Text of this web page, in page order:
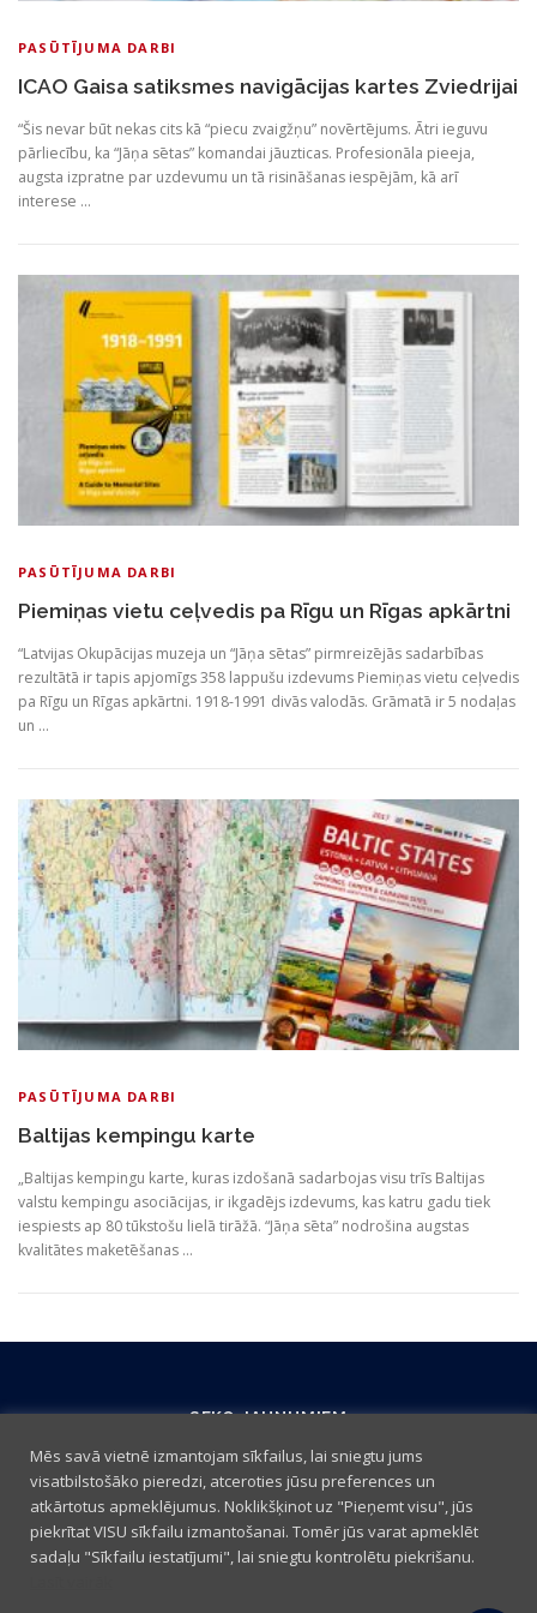
PASŪTĪJUMA DARBI
ICAO Gaisa satiksmes navigācijas kartes Zviedrijai
“Šis nevar būt nekas cits kā “piecu zvaigžņu” novērtējums. Ātri ieguvu
pārliecību, ka “Jāņa sētas” komandai jāuzticas. Profesionāla pieeja,
augsta izpratne par uzdevumu un tā risināšanas iespējām, kā arī
interese …
PASŪTĪJUMA DARBI
Piemiņas vietu ceļvedis pa Rīgu un Rīgas apkārtni
“Latvijas Okupācijas muzeja un “Jāņa sētas” pirmreizējās sadarbības
rezultātā ir tapis apjomīgs 358 lappušu izdevums Piemiņas vietu ceļvedis
pa Rīgu un Rīgas apkārtni. 1918-1991 divās valodās. Grāmatā ir 5 nodaļas
un …
PASŪTĪJUMA DARBI
Baltijas kempingu karte
„Baltijas kempingu karte, kuras izdošanā sadarbojas visu trīs Baltijas
valstu kempingu asociācijas, ir ikgadējs izdevums, kas katru gadu tiek
iespiests ap 80 tūkstošu lielā tirāžā. “Jāņa sēta” nodrošina augstas
kvalitātes maketēšanas …
SEKO JAUNUMIEM
Mēs savā vietnē izmantojam sīkfailus, lai sniegtu jums
visatbilstošāko pieredzi, atceroties jūsu preferences un
atkārtotus apmeklējumus. Noklikšķinot uz "Pieņemt visu", jūs
piekrītat VISU sīkfailu izmantošanai. Tomēr jūs varat apmeklēt
sadaļu "Sīkfailu iestatījumi", lai sniegtu kontrolētu piekrišanu.